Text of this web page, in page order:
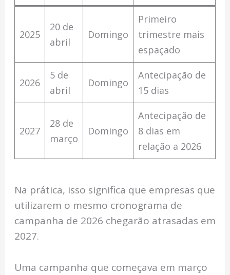
2025
20 de
abril
Domingo
Primeiro
trimestre mais
espaçado
2026
5 de
abril
Domingo
Antecipação de
15 dias
2027
28 de
março
Domingo
Antecipação de
8 dias em
relação a 2026
Na prática, isso significa que empresas que
utilizarem o mesmo cronograma de
campanha de 2026 chegarão atrasadas em
2027.
Uma campanha que começava em março